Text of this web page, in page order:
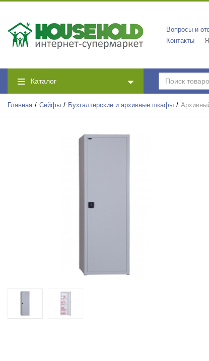
Вопросы и
Контакты
Каталог
Главная Сейфы Бухгалтерские и архивные шкафы